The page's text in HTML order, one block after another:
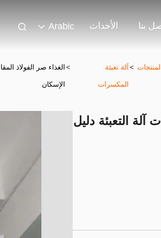
بنا الأحداث Arabic
>آلة تعبئة
المكسرات
>
الإسكان
للصدأ 304 المكسرات آلة التعبئة دليل